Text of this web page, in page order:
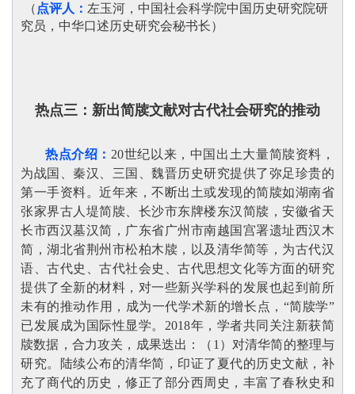
（ 点评人： 左玉河，中国社会科学院中国历史研究院研
究员，中华口述历史研究会秘书长）
热点三： 新出简牍文献对古代社会研究的推动
热点介绍： 20世纪以来，中国出土大量简牍资料，
为战国、秦汉、三国、魏晋历史研究提供了弥足珍贵的
第一手资料。近年来，不断出土或发现的简牍如湖南省
张家界古人堤简牍、长沙市东牌楼东汉简牍，安徽省天
长市西汉墓汉简，广东省广州市南越国宫署遗址西汉木
简，湖北省荆州市松柏木牍，以及清华简等，为古代汉
语、古代史、古代社会史、古代思想文化等方面的研究
提供了全新的材料，对一些新兴学科的发展也起到前所
未有的推动作用，成为一代学术新的增长点，“简牍学”
已发展成为国际性显学。2018年，学者共同关注新获简
牍数据，合力攻关，成果迭出：（1）对清华简的整理与
研究。陆续公布的清华简，印证了夏代的历史文献，补
充了商代的历史，修正了部分西周史，丰富了春秋史和